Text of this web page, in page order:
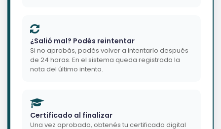
¿Salió mal? Podés reintentar
Si no aprobás, podés volver a intentarlo después
de 24 horas. En el sistema queda registrada la
nota del último intento.
Certificado al finalizar
Una vez aprobado, obtenés tu certificado digital